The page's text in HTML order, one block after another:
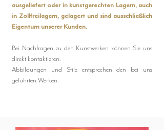
ausgeliefert oder in kunstgerechten Lagern, auch
in Zollfreilagern, gelagert und sind ausschließlich
Eigentum unserer Kunden.
Bei Nachfragen zu den Kunstwerken können Sie uns
direkt kontaktieren.
Abbildungen und Stile entsprechen den bei uns
geführten Werken.